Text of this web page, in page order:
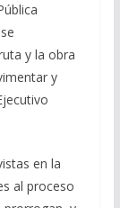
y la obra
y
en la
al proceso